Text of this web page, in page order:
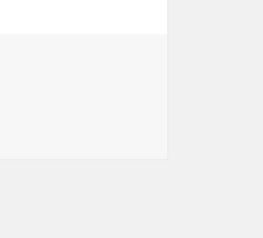
Wikipédia est toujours là